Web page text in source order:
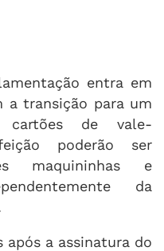
entra em
a transição para um
de vale-
poderão ser
maquininhas e
da
após a assinatura do